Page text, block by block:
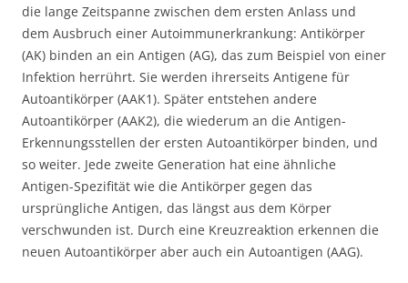
die lange Zeitspanne zwischen dem ersten Anlass und
dem Ausbruch einer Autoimmunerkrankung: Antikörper
(AK) binden an ein Antigen (AG), das zum Beispiel von einer
Infektion herrührt. Sie werden ihrerseits Antigene für
Autoantikörper (AAK1). Später entstehen andere
Autoantikörper (AAK2), die wiederum an die Antigen-
Erkennungsstellen der ersten Autoantikörper binden, und
so weiter. Jede zweite Generation hat eine ähnliche
Antigen-Spezifität wie die Antikörper gegen das
ursprüngliche Antigen, das längst aus dem Körper
verschwunden ist. Durch eine Kreuzreaktion erkennen die
neuen Autoantikörper aber auch ein Autoantigen (AAG).